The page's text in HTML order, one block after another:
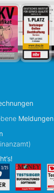
Meldungen